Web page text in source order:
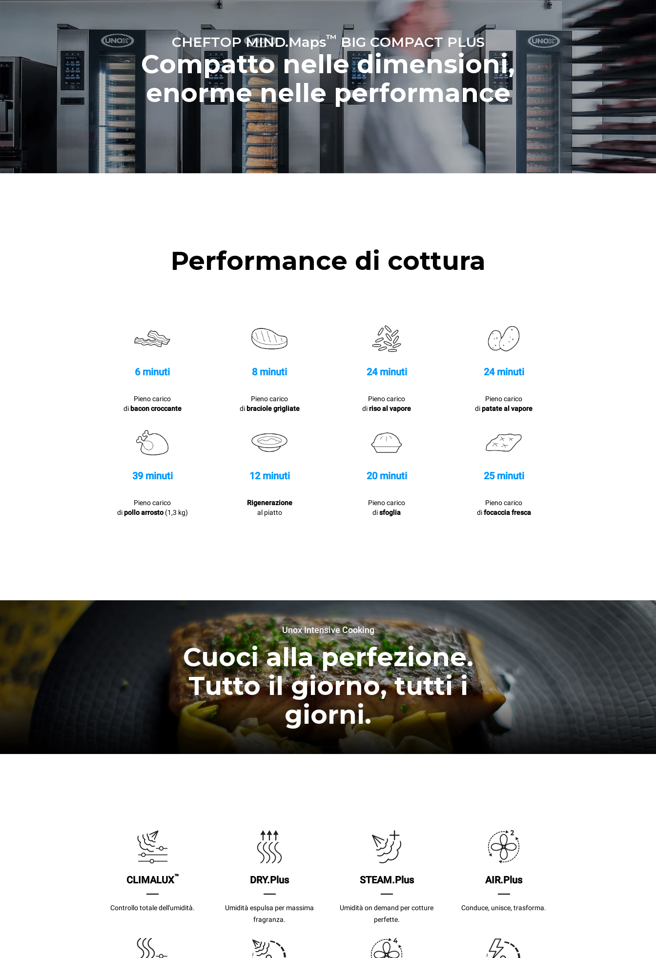
Stima calcolata ipotizzando i seguenti lavaggi
7 lavaggi lunghi
CHEFTOP MIND.Maps™ BIG COMPACT PLUS
Compatto nelle dimensioni,
enorme nelle performance
Performance di cottura
6 minuti
Pieno carico
di bacon croccante
8 minuti
Pieno carico
di braciole grigliate
24 minuti
Pieno carico
diriso al vapore
24 minuti
Pieno carico
dipatate al vapore
39 minuti
Pieno carico
dipollo arrosto(1,3 kg)
12 minuti
Rigenerazione
al piatto
20 minuti
Pieno carico
disfoglia
25 minuti
Pieno carico
difocaccia fresca
Unox Intensive Cooking
Cuoci alla perfezione.
Tutto il giorno, tutti i
giorni.
CLIMALUX™
Controllo totale dell'umidità.
DRY.Plus
Umidità espulsa per massima
fragranza.
STEAM.Plus
Umidità on demand per cotture
perfette.
AIR.Plus
Conduce, unisce, trasforma.